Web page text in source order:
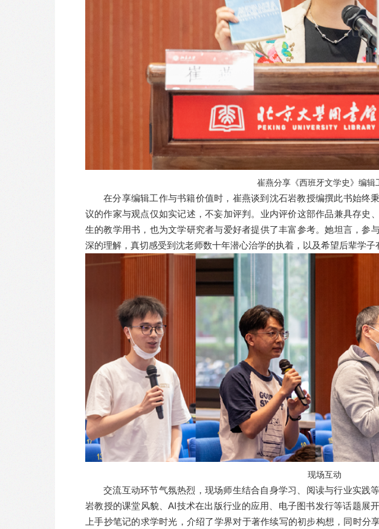
崔燕分享《西班牙文学史》编辑
在分享编辑工作与书籍价值时，崔燕谈到沈石岩教授编撰此书始终
议的作家与观点仅如实记述，不妄加评判。 业内评价这部作品兼具存史
生的教学用书，也为文学研究者与爱好者提供了丰富参考。她坦言，参
深的理解，真切感受到沈老师数十年潜心治学的执着，以及希望后辈学子
现场互动
交流互动环节气氛热烈，现场师生结合自身学习、阅读与行业实践
岩教授的课堂风貌、AI技术在出版行业的应用、电子图书发行等话题展
上手抄笔记的求学时光，介绍了学界对于著作续写的初步构想，同时分